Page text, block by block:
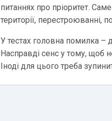
питаннях про пріоритет.
території, перестроюванні,
У тестах головна помилка –
Насправді сенс у тому, щоб
Іноді для цього треба